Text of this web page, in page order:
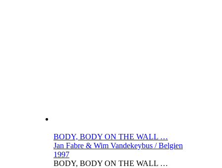
BODY, BODY ON THE WALL …
Jan Fabre & Wim Vandekeybus / Belgien
1997
BODY, BODY ON THE WALL …